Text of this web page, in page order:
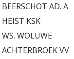
BEERSCHOT AD. A
HEIST KSK
WS. WOLUWE
ACHTERBROEK VV